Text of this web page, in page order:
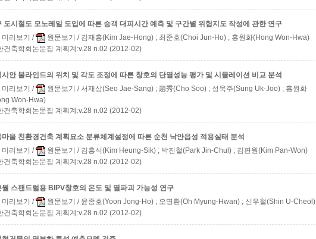
도시철도 모노레일 도입에 따른 승객 대피시간 예측 및 구간별 위험지도 작성에 관한 연구
미리보기 / 원문보기 / 김재홍(Kim Jae-Hong) ; 최준호(Choi Jun-Ho) ; 홍원화(Hong Won-Hwa)
건축학회논문집 계획계:v.28 n.02 (2012-02)
시안 블라인드의 위치 및 각도 조정에 따른 창호의 단열성능 평가 및 시뮬레이션 비교 분석
미리보기 / 원문보기 / 서재상(Seo Jae-Sang) ; 趙秀(Cho Soo) ; 성욱주(Sung Uk-Joo) ; 홍원화
Won-Hwa)
건축학회논문집 계획계:v.28 n.02 (2012-02)
마을 친환경건축 계획요소 분류체계설정에 따른 순천 낙안읍성 적용실태 분석
미리보기 / 원문보기 / 김흥식(Kim Heung-Sik) ; 박진철(Park Jin-Chul) ; 김판원(Kim Pan-Won)
건축학회논문집 계획계:v.28 n.02 (2012-02)
월 스팬드럴용 BIPV창호의 온도 및 열파괴 가능성 연구
미리보기 / 원문보기 / 윤종호(Yoon Jong-Ho) ; 오명환(Oh Myung-Hwan) ; 신우철(Shin U-Cheol)
건축학회논문집 계획계:v.28 n.02 (2012-02)